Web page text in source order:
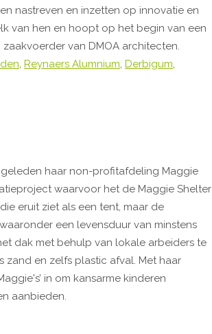
nastreven en inzetten op innovatie en
van hen en hoopt op het begin van een
zaakvoerder van DMOA architecten.
, Reynaers Alumnium, Derbigum,
haar non-profitafdeling Maggie
waarvoor het de Maggie Shelter
eruit ziet als een tent, maar de
een levensduur van minstens
dak met behulp van lokale arbeiders te
en zelfs plastic afval. Met haar
in om kansarme kinderen
aanbieden.